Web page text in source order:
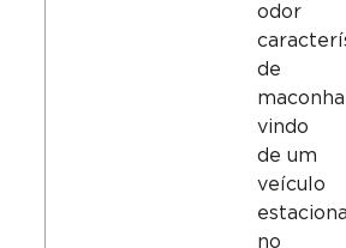
odor
de
maconha
vindo
de um
veículo
no